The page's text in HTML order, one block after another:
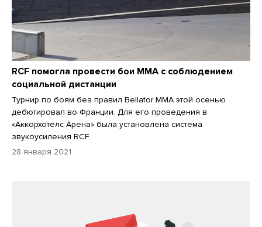
RCF помогла провести бои MMA с соблюдением
социальной дистанции
Турнир по боям без правил Bellator MMA этой осенью
дебютировал во Франции. Для его проведения в
«Аккорхотелс Арена» была установлена система
звукоусиления RCF.
28 января 2021